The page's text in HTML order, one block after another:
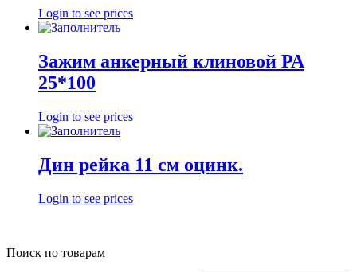
Login to see prices
Зажим анкерный клиновой РА
25*100
Login to see prices
Дин рейка 11 см оцинк.
Login to see prices
Поиск по товарам